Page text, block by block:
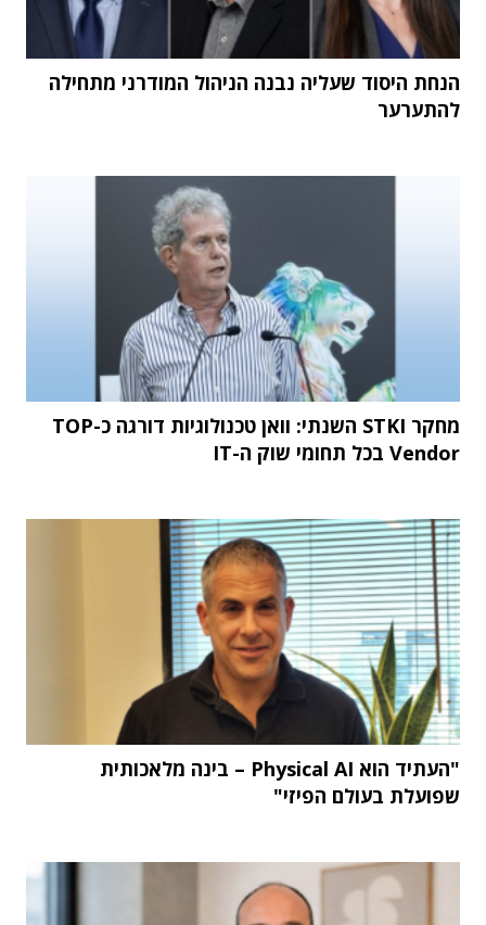
הנחת היסוד שעליה נבנה הניהול המודרני מתחילה
להתערער
מחקר STKI השנתי: וואן טכנולוגיות דורגה כ-TOP
Vendor בכל תחומי שוק ה-IT
"העתיד הוא Physical AI – בינה מלאכותית
שפועלת בעולם הפיזי"